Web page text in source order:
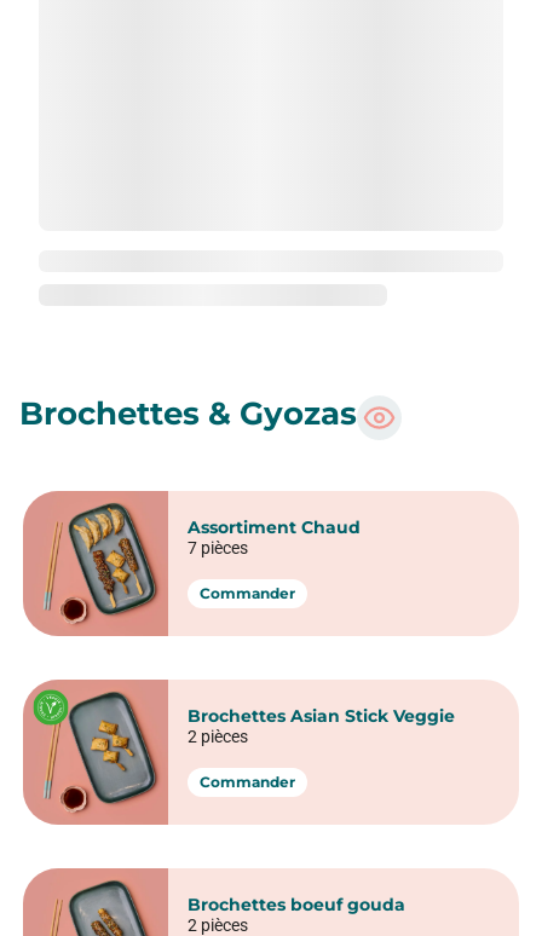
Brochettes & Gyozas
Assortiment Chaud
7 pièces
Commander
Brochettes Asian Stick Veggie
2 pièces
Commander
Brochettes boeuf gouda
2 pièces